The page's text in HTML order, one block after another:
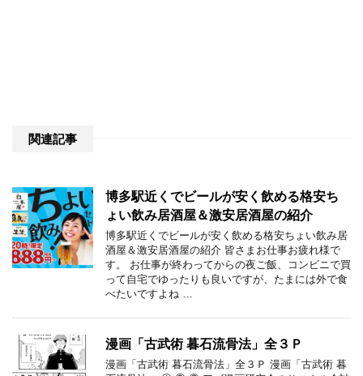
関連記事
博多駅近くでビールが安く飲める格安ち
ょい飲み居酒屋＆激安居酒屋の紹介
博多駅近くでビールが安く飲める格安ちょい飲み居
酒屋＆激安居酒屋の紹介 皆さまお仕事お疲れ様で
す。 お仕事が終わってからの夜ご飯、コンビニで買
って自宅でゆったりも良いですが、たまには外で食
べたいですよね …
漫画「古武術 暮石流骨法」全３Ｐ
漫画「古武術 暮石流骨法」全３Ｐ 漫画「古武術 暮